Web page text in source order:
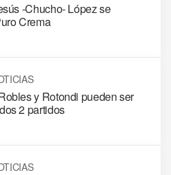
-Chucho- López se
Crema
y Rotondi pueden ser
2 partidos